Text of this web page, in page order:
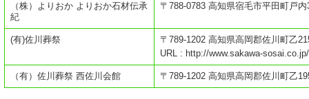
（株）よりおか よりおか石材伝承
紀
〒788-0783 高知県宿毛市平田町戸内
(有)佐川葬祭
〒789-1202 高知県高岡郡佐川町乙
URL : http://www.sakawa-sosai.co.jp/
（有）佐川葬祭 西佐川会館 〒789-1202 高知県高岡郡佐川町乙